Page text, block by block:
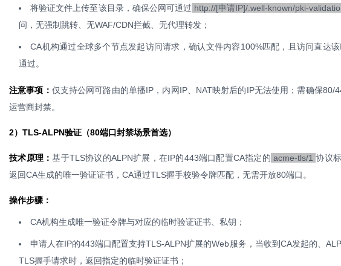
将验证文件上传至该目录，确保公网可通过 http://[申请IP]/.well-known/pki-
问，无强制跳转、无WAF/CDN拦截、无代理转发；
CA机构通过全球多个节点发起访问请求，确认文件内容100%匹配，且访问直达
通过。
注意事项： 仅支持公网可路由的单播IP，内网IP、NAT映射后的IP无法使用；需确保80/
运营商封禁。
2）TLS-ALPN验证（80端口封禁场景首选）
技术原理：基于TLS协议的ALPN扩展，在IP的443端口配置CA指定的 acme-tls/1协议
返回CA生成的唯一验证证书，CA通过TLS握手校验令牌匹配，无需开放80端口。
操作步骤：
CA机构生成唯一验证令牌与对应的临时验证证书、私钥；
申请人在IP的443端口配置支持TLS-ALPN扩展的Web服务，当收到CA发起的、
TLS握手请求时，返回指定的临时验证证书；